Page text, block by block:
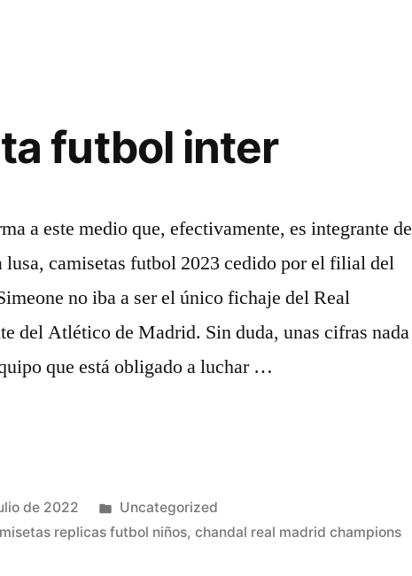
futbol inter
a este medio que, efectivamente, es integrante de
camisetas futbol 2023 cedido por el filial del
no iba a ser el único fichaje del Real
del Atlético de Madrid. Sin duda, unas cifras nada
que está obligado a luchar …
de 2022
Publicado
en
Uncategorized
replicas futbol niños,chandal real madrid champions